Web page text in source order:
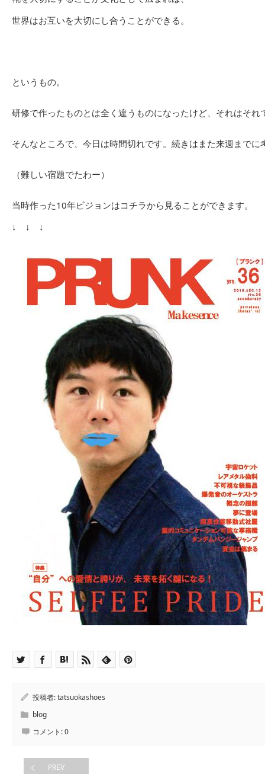
世界はお互いを大切にし合うことができる。
というもの。
研修で作ったものとは全く違うものになったけど、それはそれ
そんなところで、今日は時間切れです。続きはまた来週までに
（難しい宿題でたわー）
当時作った10年ビジョンはコチラから見ることができます。
↓ ↓ ↓
投稿者:tatsuokashoes
blog
コメント:0
PREV